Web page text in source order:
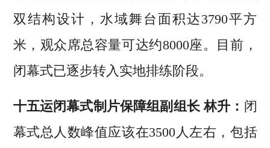
双结构设计，水域舞台面积达3790平方
米，观众席总容量可达约8000座。目前，
闭幕式已逐步转入实地排练阶段。
十五运闭幕式制片保障组副组长 林升： 闭
幕式总人数峰值应该在3500人左右，包括